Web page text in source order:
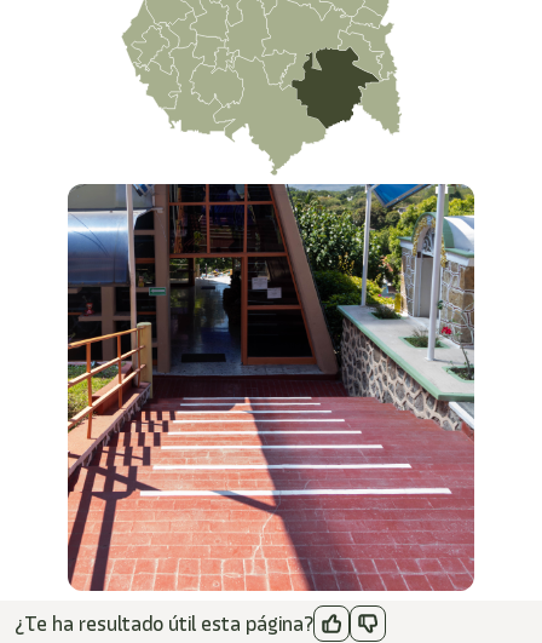
¿Te ha resultado útil esta página?